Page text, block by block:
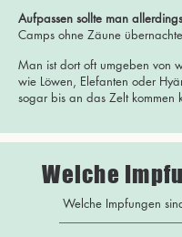
Aufpassen sollte man allerdings
Camps ohne Zäune
Man ist dort oft umgeben von
wie Löwen, Elefanten oder
sogar bis an das Zelt kommen
Welche
Welche Impfungen